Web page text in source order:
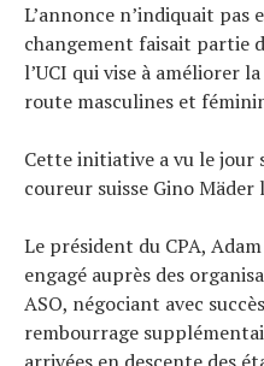
L’annonce n’indiquait
changement faisait partie
l’UCI qui vise à améliorer
route masculines et
Cette initiative a vu le jour
coureur suisse Gino Mäder
Le président du CPA,
engagé auprès des
ASO, négociant avec
rembourrage